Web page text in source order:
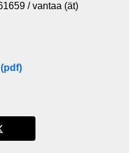
/vantaa (ät)